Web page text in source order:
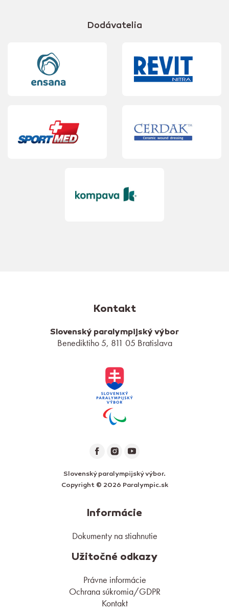
Dodávatelia
Kontakt
Slovenský paralympijský výbor
Benediktiho 5, 811 05 Bratislava
Slovenský paralympijský výbor.
Copyright © 2026 Paralympic.sk
Informácie
Dokumenty na stiahnutie
Užitočné odkazy
Právne informácie
Ochrana súkromia/GDPR
Kontakt